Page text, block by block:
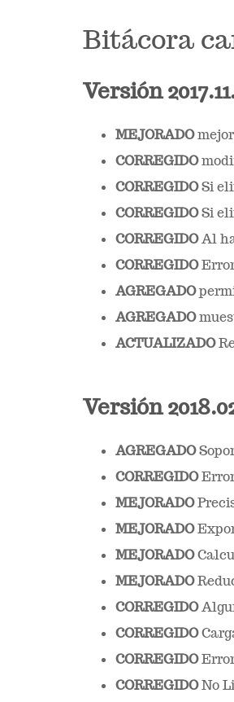
Bitácora
Versión
MEJORADO
CORREGIDO
CORREGIDOSi
CORREGIDOSi
CORREGIDOAl
CORREGIDO
AGREGADO
AGREGADO
ACTUALIZADO
Versión
AGREGADO
CORREGIDO
MEJORADO
MEJORADO
MEJORADO
MEJORADO
CORREGIDO
CORREGIDO
CORREGIDO
CORREGIDONo